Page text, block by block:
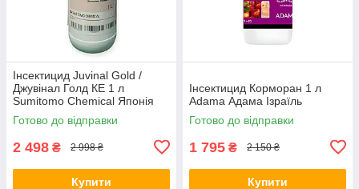
Інсектицид Juvinal Gold /
Джувінал Голд КЕ 1 л
Sumitomo Chemical Японія
Готово до відправки
2 498 ₴ 2 998 ₴
Купити
Інсектицид Корморан 1 л
Аdama Адама Ізраїль
Готово до відправки
1 795 ₴ 2 150 ₴
Купити